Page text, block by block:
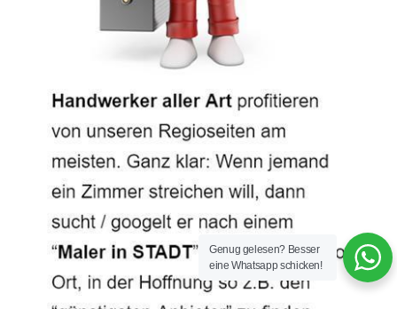
Genug gelesen? Besser
eine Whatsapp schicken!